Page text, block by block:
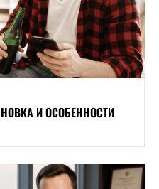
И ОСОБЕННОСТИ